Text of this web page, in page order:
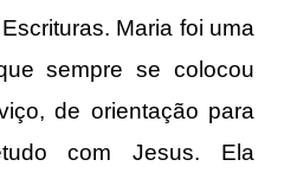
Maria foi uma
sempre se colocou
de orientação para
com Jesus. Ela